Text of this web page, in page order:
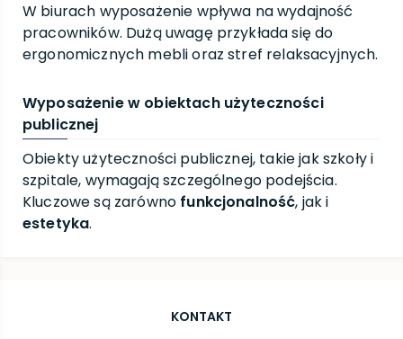
W biurach wyposażenie wpływa na wydajność
pracowników. Dużą uwagę przykłada się do
ergonomicznych mebli oraz stref relaksacyjnych.
Wyposażenie w obiektach użyteczności
publicznej
Obiekty użyteczności publicznej, takie jak szkoły i
szpitale, wymagają szczególnego podejścia.
Kluczowe są zarówno funkcjonalność, jak i
estetyka.
KONTAKT